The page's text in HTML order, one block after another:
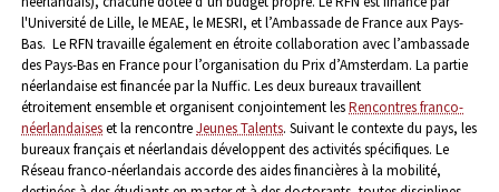
l'Université de Lille, le MEAE, le MESRI, et l’Ambassade de France aux Pays-
Bas. Le RFN travaille également en étroite collaboration avec l’ambassade
des Pays-Bas en France pour l’organisation du Prix d’Amsterdam. La partie
néerlandaise est financée par la Nuffic. Les deux bureaux travaillent
étroitement ensemble et organisent conjointement lesRencontres franco-
néerlandaiseset la rencontreJeunes Talents. Suivant le contexte du pays, les
bureaux français et néerlandais développent des activités spécifiques. Le
Réseau franco-néerlandais accorde des aides financières à la mobilité,